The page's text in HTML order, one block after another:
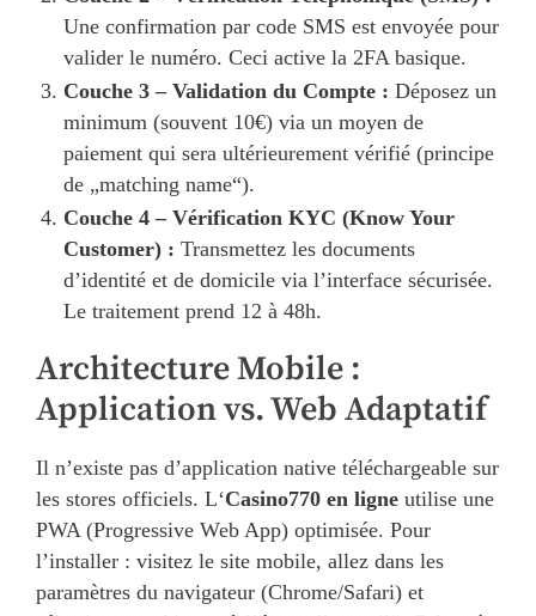
Une confirmation par code SMS est envoyée pour
valider le numéro. Ceci active la 2FA basique.
Couche 3 – Validation du Compte : Déposez un
minimum (souvent 10€) via un moyen de
paiement qui sera ultérieurement vérifié (principe
de „matching name“).
Couche 4 – Vérification KYC (Know Your
Customer) : Transmettez les documents
d’identité et de domicile via l’interface sécurisée.
Le traitement prend 12 à 48h.
Architecture Mobile :
Application vs. Web Adaptatif
Il n’existe pas d’application native téléchargeable sur
les stores officiels. L‘Casino770 en ligne utilise une
PWA (Progressive Web App) optimisée. Pour
l’installer : visitez le site mobile, allez dans les
paramètres du navigateur (Chrome/Safari) et